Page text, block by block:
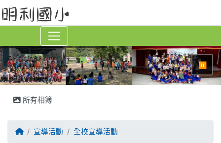
⏸
所有相簿
回首頁宣導活動 全校宣導活動